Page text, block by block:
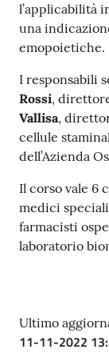
l’applicabilità
una
emopoietiche.
I responsabili
Rossi,
Vallisa,
cellule
dell’Azienda
Il corso vale 6
medici
farmacisti
laboratorio
Ultimo
11-11-2022